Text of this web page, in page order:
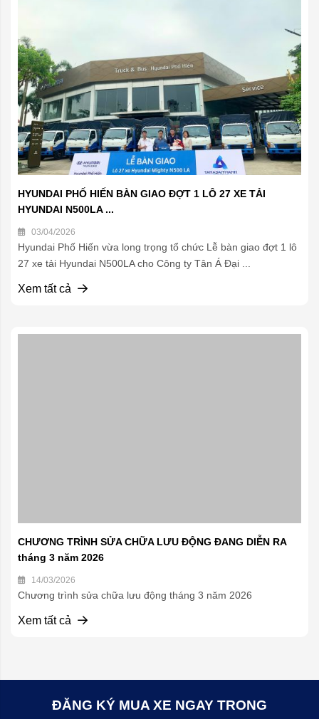
HYUNDAI PHỐ HIẾN BÀN GIAO ĐỢT 1 LÔ 27 XE TẢI
HYUNDAI N500LA ...
03/04/2026
Hyundai Phố Hiến vừa long trọng tổ chức Lễ bàn giao đợt 1 lô
27 xe tải Hyundai N500LA cho Công ty Tân Á Đại ...
Xem tất cả
CHƯƠNG TRÌNH SỬA CHỮA LƯU ĐỘNG ĐANG DIỄN RA
tháng 3 năm 2026
14/03/2026
Chương trình sửa chữa lưu động tháng 3 năm 2026
Xem tất cả
ĐĂNG KÝ MUA XE NGAY TRONG